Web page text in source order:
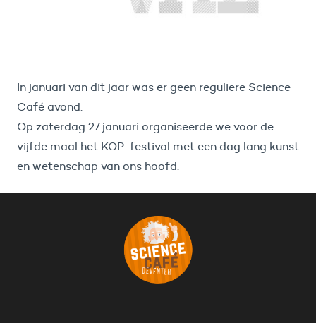
In januari van dit jaar was er geen reguliere Science
Café avond.
Op zaterdag 27 januari organiseerde we voor de
vijfde maal het KOP-festival met een dag lang kunst
en wetenschap van ons hoofd.